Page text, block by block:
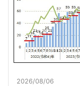
2026/08/06